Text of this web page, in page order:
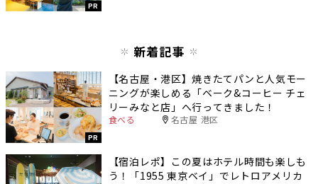
PR
新着記事
PR
【名古屋・港区】焼きたてパンと人気モー
ニングが楽しめる「ベーク&コーヒー チェ
リーみなと店」へ行ってきました！
食べる 名古屋 港区
【宿泊レポ】この夏はホテル時間も楽しも
う！「1955 東京ベイ」でレトロアメリカ